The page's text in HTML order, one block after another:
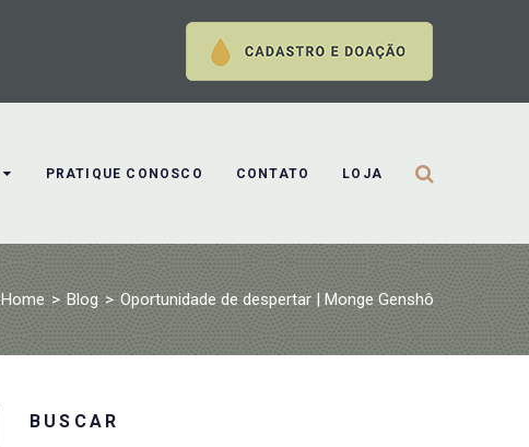
PRATIQUE CONOSCO CONTATO LOJA
Home > Blog > Oportunidade de despertar | Monge Genshô
BUSCAR